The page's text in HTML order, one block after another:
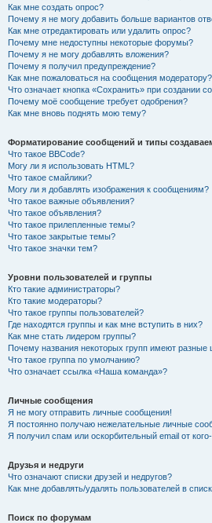
Как мне создать опрос?
Почему я не могу добавить больше вариантов
Как мне отредактировать или удалить опрос?
Почему мне недоступны некоторые форумы?
Почему я не могу добавлять вложения?
Почему я получил предупреждение?
Как мне пожаловаться на сообщения модератору?
Что означает кнопка «Сохранить» при создании
Почему моё сообщение требует одобрения?
Как мне вновь поднять мою тему?
Форматирование сообщений и типы
Что такое BBCode?
Могу ли я использовать HTML?
Что такое смайлики?
Могу ли я добавлять изображения к сообщениям?
Что такое важные объявления?
Что такое объявления?
Что такое прилепленные темы?
Что такое закрытые темы?
Что такое значки тем?
Уровни пользователей и группы
Кто такие администраторы?
Кто такие модераторы?
Что такое группы пользователей?
Где находятся группы и как мне вступить в них?
Как мне стать лидером группы?
Почему названия некоторых групп имеют разные
Что такое группа по умолчанию?
Что означает ссылка «Наша команда»?
Личные сообщения
Я не могу отправить личные сообщения!
Я постоянно получаю нежелательные личные
Я получил спам или оскорбительный email от
Друзья и недруги
Что означают списки друзей и недругов?
Как мне добавлять/удалять пользователей в
Поиск по форумам